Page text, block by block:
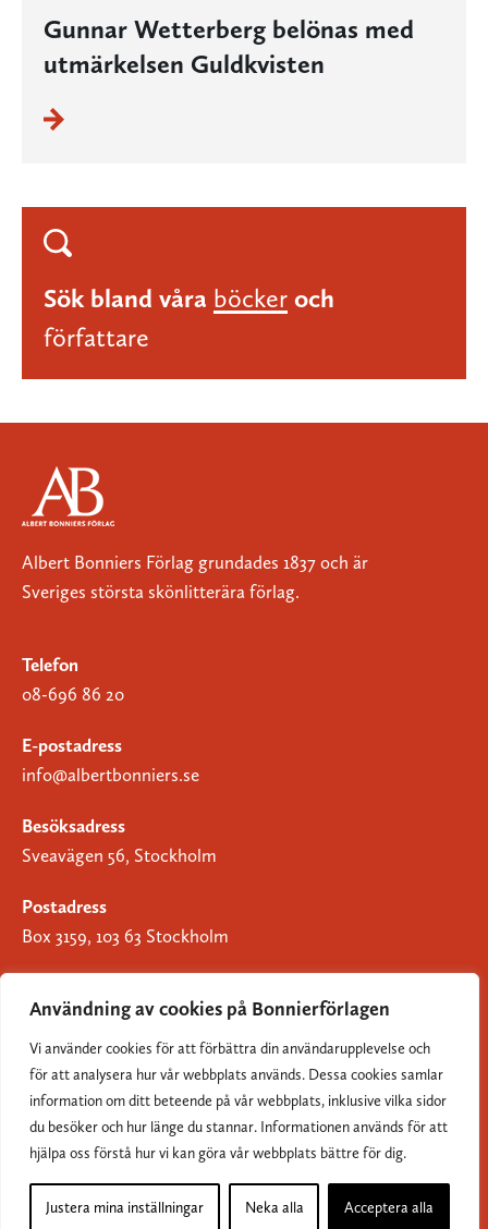
Användning av cookies på Bonnierförlagen
Vi använder cookies för att förbättra din användarupplevelse och
för att analysera hur vår webbplats används. Dessa cookies samlar
information om ditt beteende på vår webbplats, inklusive vilka sidor
du besöker och hur länge du stannar. Informationen används för att
hjälpa oss förstå hur vi kan göra vår webbplats bättre för dig.
Justera mina inställningar Neka alla Acceptera alla
Gunnar Wetterberg belönas med
utmärkelsen Guldkvisten
Sök bland våra böcker och
författare
Albert Bonniers Förlag grundades 1837 och är
Sveriges största skönlitterära förlag.
Telefon
08-696 86 20
E-postadress
info@albertbonniers.se
Besöksadress
Sveavägen 56, Stockholm
Postadress
Box 3159, 103 63 Stockholm
Om Bonnierförlagen
Cookies
Integritetspolicy